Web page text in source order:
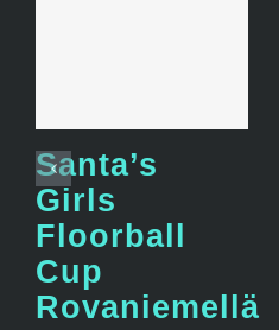
Santa’s
Girls
Floorball
Cup
Rovaniemellä